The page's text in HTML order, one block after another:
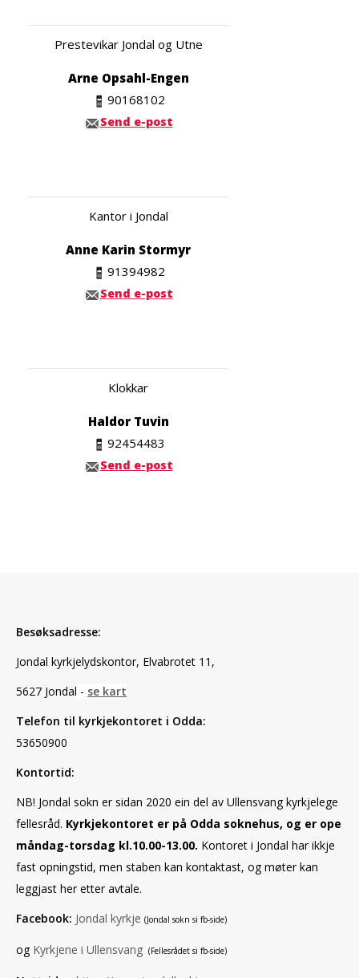
Prestevikar Jondal og Utne
Arne Opsahl-Engen
90168102
Send e-post
Kantor i Jondal
Anne Karin Stormyr
91394982
Send e-post
Klokkar
Haldor Tuvin
92454483
Send e-post
Besøksadresse:
Jondal kyrkjelydskontor, Elvabrotet 11,
5627 Jondal - se kart
Telefon til kyrkjekontoret i Odda:
53650900
Kontortid:
NB! Jondal sokn er sidan 2020 ein del av Ullensvang kyrkjelege
fellesråd. Kyrkjekontoret er på Odda soknehus, og er ope
måndag-torsdag kl.10.00-13.00. Kontoret i Jondal har ikkje
fast opningstid, men staben kan kontaktast, og møter kan
leggjast her etter avtale.
Facebook: Jondal kyrkje (Jondal sokn si fb-side)
og Kyrkjene i Ullensvang (Fellesrådet si fb-side)